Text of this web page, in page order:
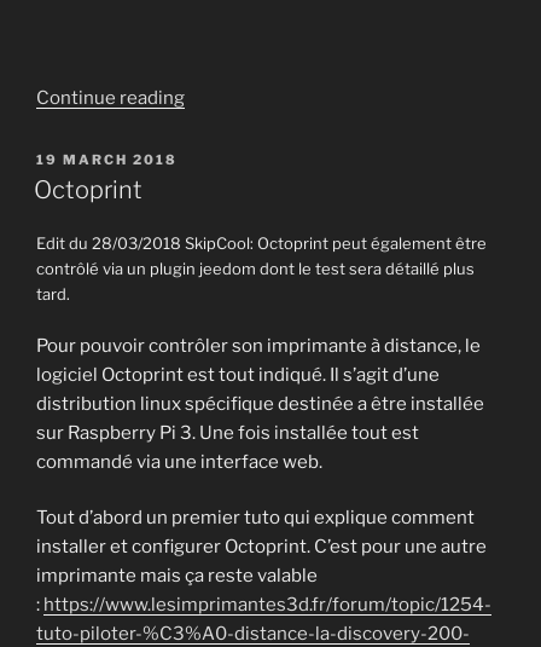
Continue reading“Octoprint
Papalook
PA452”
POSTED
ON
19 MARCH 2018
Octoprint
Edit du 28/03/2018 SkipCool: Octoprint peut également être
contrôlé via un plugin jeedom dont le test sera détaillé plus
tard.
Pour pouvoir contrôler son imprimante à distance, le
logiciel Octoprint est tout indiqué. Il s’agit d’une
distribution linux spécifique destinée a être installée
sur Raspberry Pi 3. Une fois installée tout est
commandé via une interface web.
Tout d’abord un premier tuto qui explique comment
installer et configurer Octoprint. C’est pour une autre
imprimante mais ça reste valable
: https://www.lesimprimantes3d.fr/forum/topic/1254-
tuto-piloter-%C3%A0-distance-la-discovery-200-